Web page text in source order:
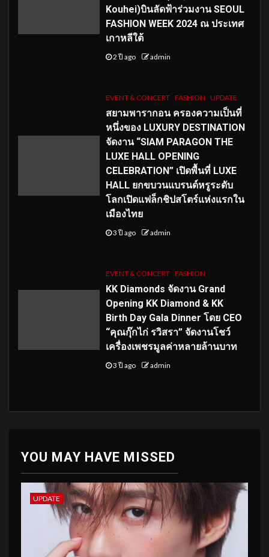
Kouhei)บินลัดฟ้าร่วมงาน SEOUL
FASHION WEEK 2024 ณ ประเทศ
เกาหลีใต้
2 ปี ago admin
EVENT & CONCERT FASHION UPDATE
สยามพารากอน ครองความเป็นที่
หนึ่งของ LUXURY DESTINATION
จัดงาน “SIAM PARAGON THE
LUXE HALL OPENING
CELEBRATION” เปิดพื้นที่ LUXE
HALL ยกขบวนแบรนด์หรูระดับ
โลกเปิดแฟล็กชิปสโตร์แห่งแรกใน
เมืองไทย
3 ปี ago admin
EVENT & CONCERT FASHION
KK Diamonds จัดงาน Grand
Opening KK Diamond & KK
Birth Day Gala Dinner โดย CEO
“คุณกุ๊กไก่ รวิสรา” จัดงานโชว์
เครื่องเพชรมูลค่าหลายล้านบาท
3 ปี ago admin
YOU MAY HAVE MISSED
UPDATE